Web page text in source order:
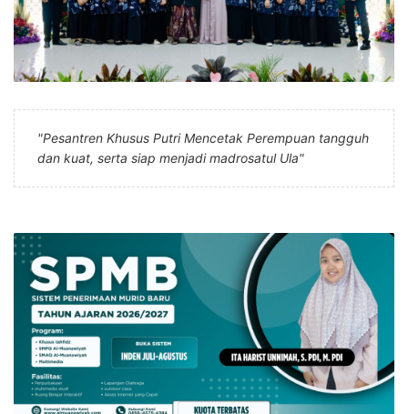
"Pesantren Khusus Putri Mencetak Perempuan tangguh
dan kuat, serta siap menjadi madrosatul Ula"